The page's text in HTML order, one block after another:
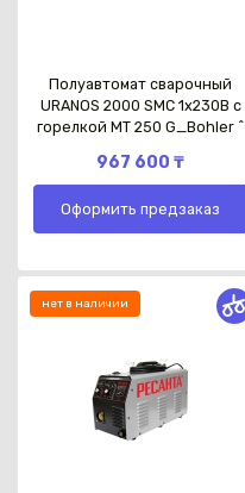
Полуавтомат сварочный
URANOS 2000 SMC 1х230В с
горелкой MT 250 G_Bohler ^
967 600 ₸
Оформить предзаказ
нет в наличии